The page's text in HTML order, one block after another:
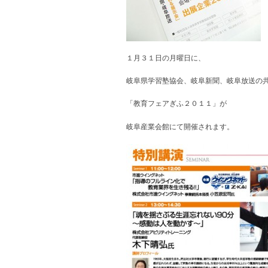
１月３１日の月曜日に、
岐阜県学習塾協会、岐阜新聞、岐阜放送の
「教育フェアぎふ２０１１」が
岐阜産業会館にて開催されます。